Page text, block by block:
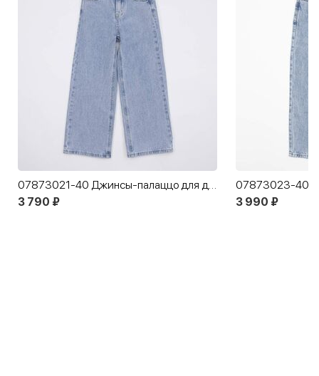
07873021-40 Джинсы-палаццо для девочки голубой
3 790 ₽
07873023-40
3 990 ₽